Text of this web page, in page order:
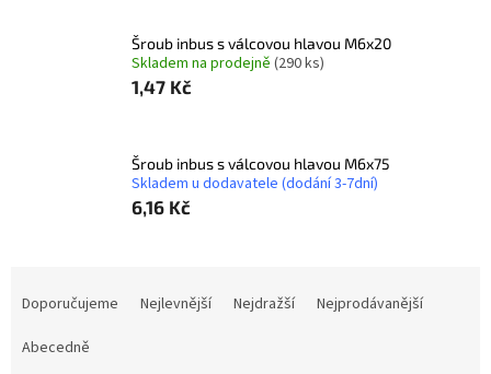
Šroub inbus s válcovou hlavou M6x20
Skladem na prodejně (290 ks)
1,47 Kč
Šroub inbus s válcovou hlavou M6x75
Skladem u dodavatele (dodání 3-7dní)
6,16 Kč
Doporučujeme Nejlevnější Nejdražší
Nejprodávanější
Abecedně